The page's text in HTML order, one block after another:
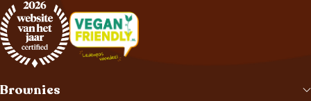
Brownies